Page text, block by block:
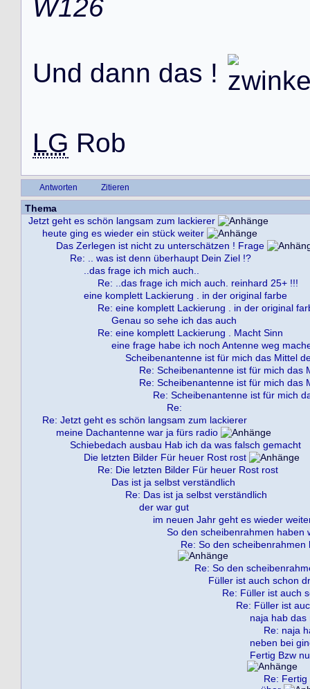
W126
Und dann das !
LG Rob
Antworten Zitieren
Thema
Jetzt geht es schön langsam zum lackierer
heute ging es wieder ein stück weiter
Das Zerlegen ist nicht zu unterschätzen ! Frage
Re: .. was ist denn überhaupt Dein Ziel !?
..das frage ich mich auch..
Re: ..das frage ich mich auch. reinhard 25+ !!!
eine komplett Lackierung . in der original farbe
Re: eine komplett Lackierung . in der original
Genau so sehe ich das auch
Re: eine komplett Lackierung . Macht Sinn
eine frage habe ich noch Antenne weg
Scheibenantenne ist für mich das Mittel
Re: Scheibenantenne ist für mich das
Re: Scheibenantenne ist für mich das
Re: Scheibenantenne ist für mich
Re:
Re: Jetzt geht es schön langsam zum lackierer
meine Dachantenne war ja fürs radio
Schiebedach ausbau Hab ich da was falsch gemacht
Die letzten Bilder Für heuer Rost rost
Re: Die letzten Bilder Für heuer Rost rost
Das ist ja selbst verständlich
Re: Das ist ja selbst verständlich
der war gut
im neuen Jahr geht es wieder
So den scheibenrahmen haben
Re: So den scheibenrahmen
Re: So den
Füller ist auch schon
Re: Füller ist auch
Re: Füller ist
naja hab das
Re: naja
neben bei
Fertig Bzw
Re: